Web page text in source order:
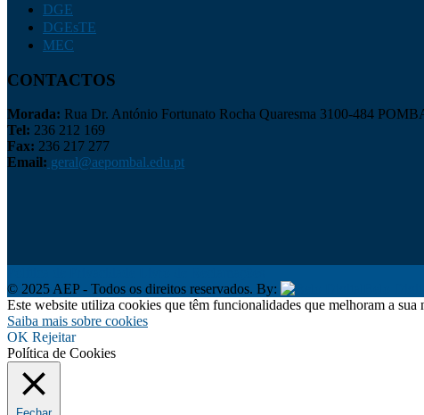
DGE
DGEsTE
MEC
CONTACTOS
Morada: Rua Dr. António Fortunato Rocha Quaresma 3100-484
Tel: 236 212 169
Fax: 236 217 277
Email: geral@aepombal.edu.pt
© 2025 AEP - Todos os direitos reservados. By:
Este website utiliza cookies que têm funcionalidades que melhoram a
Saiba mais sobre cookies
OK Rejeitar
Política de Cookies